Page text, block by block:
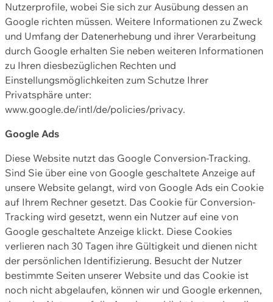
Nutzerprofile, wobei Sie sich zur Ausübung dessen an
Google richten müssen. Weitere Informationen zu Zweck
und Umfang der Datenerhebung und ihrer Verarbeitung
durch Google erhalten Sie neben weiteren Informationen
zu Ihren diesbezüglichen Rechten und
Einstellungsmöglichkeiten zum Schutze Ihrer
Privatsphäre unter:
www.google.de/intl/de/policies/privacy.
Google Ads
Diese Website nutzt das Google Conversion-Tracking.
Sind Sie über eine von Google geschaltete Anzeige auf
unsere Website gelangt, wird von Google Ads ein Cookie
auf Ihrem Rechner gesetzt. Das Cookie für Conversion-
Tracking wird gesetzt, wenn ein Nutzer auf eine von
Google geschaltete Anzeige klickt. Diese Cookies
verlieren nach 30 Tagen ihre Gültigkeit und dienen nicht
der persönlichen Identifizierung. Besucht der Nutzer
bestimmte Seiten unserer Website und das Cookie ist
noch nicht abgelaufen, können wir und Google erkennen,